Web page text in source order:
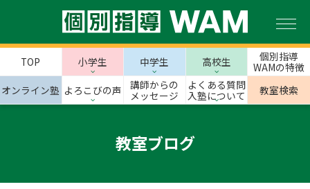
TOP 小学生 中学生 高校生
個別指導
WAMの特徴
オンライン塾 よろこびの声
講師からの
メッセージ
よくある質問
入塾について
教室検索
教室ブログ